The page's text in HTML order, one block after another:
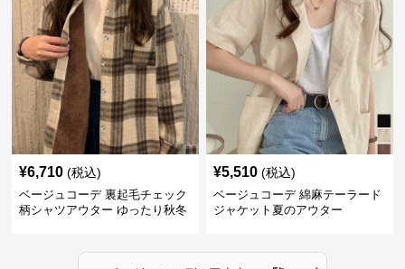
¥6,710 (税込)
ベージュコーデ 裏起毛チェック
柄シャツアウター ゆったり秋冬
¥5,510 (税込)
ベージュコーデ 綿麻テーラード
ジャケット夏のアウター